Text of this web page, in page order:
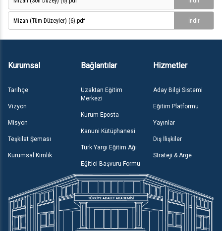
Mizan (Tüm Düzeyler) (6).pdf İndir
Kurumsal
Tarihçe
Vizyon
Misyon
Teşkilat Şeması
Kurumsal Kimlik
Bağlantılar
Uzaktan Eğitim
Merkezi
Kurum Eposta
Kanuni Kütüphanesi
Türk Yargı Eğitim Ağı
Eğitici Başvuru Formu
Hizmetler
Aday Bilgi Sistemi
Eğitim Platformu
Yayınlar
Dış İlişkiler
Strateji & Arge